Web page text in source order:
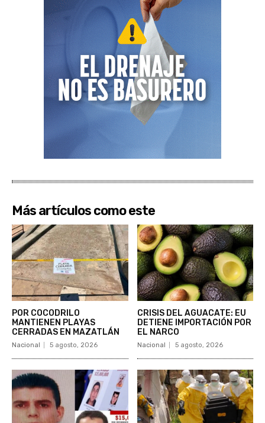
Más artículos como este
POR COCODRILO
MANTIENEN PLAYAS
CERRADAS EN MAZATLÁN
Nacional 5 agosto, 2026
CRISIS DEL AGUACATE: EU
DETIENE IMPORTACIÓN POR
EL NARCO
Nacional 5 agosto, 2026